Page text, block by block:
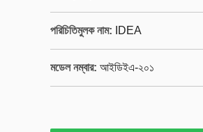
পরিচিতিমুলক নাম: IDEA
মডেল নম্বার: আইডিইএ-২০১